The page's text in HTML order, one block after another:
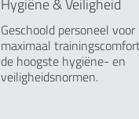
Hygiëne & Veiligheid
Geschoold personeel voor
maximaal
de hoogste hygiëne- en
veiligheidsnormen.